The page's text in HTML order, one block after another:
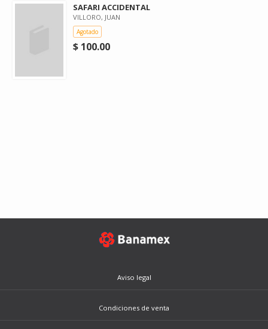
SAFARI ACCIDENTAL
VILLORO, JUAN
Agotado
$ 100.00
Aviso legal
Condiciones de venta